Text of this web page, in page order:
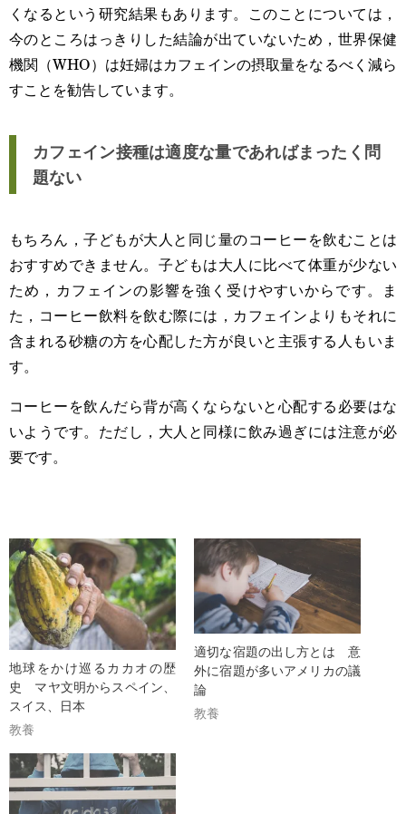
くなるという研究結果もあります。このことについては，
今のところはっきりした結論が出ていないため，世界保健
機関（WHO）は妊婦はカフェインの摂取量をなるべく減ら
すことを勧告しています。
カフェイン接種は適度な量であればまったく問
題ない
もちろん，子どもが大人と同じ量のコーヒーを飲むことは
おすすめできません。子どもは大人に比べて体重が少ない
ため，カフェインの影響を強く受けやすいからです。ま
た，コーヒー飲料を飲む際には，カフェインよりもそれに
含まれる砂糖の方を心配した方が良いと主張する人もいま
す。
コーヒーを飲んだら背が高くならないと心配する必要はな
いようです。ただし，大人と同様に飲み過ぎには注意が必
要です。
地球をかけ巡るカカオの歴
史 マヤ文明からスペイン、
スイス、日本
教養
適切な宿題の出し方とは 意
外に宿題が多いアメリカの議
論
教養